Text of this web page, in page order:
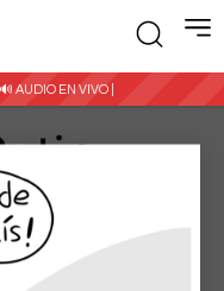
🔊 AUDIO EN VIVO |